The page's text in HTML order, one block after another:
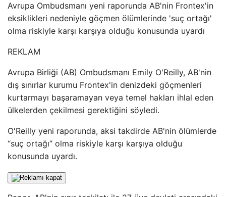
Avrupa Ombudsmanı yeni raporunda AB'nin Frontex'in
eksiklikleri nedeniyle göçmen ölümlerinde 'suç ortağı'
olma riskiyle karşı karşıya olduğu konusunda uyardı
REKLAM
Avrupa Birliği (AB) Ombudsmanı Emily O'Reilly, AB'nin
dış sınırlar kurumu Frontex'in denizdeki göçmenleri
kurtarmayı başaramayan veya temel hakları ihlal eden
ülkelerden çekilmesi gerektiğini söyledi.
O'Reilly yeni raporunda, aksi takdirde AB'nin ölümlerde
“suç ortağı” olma riskiyle karşı karşıya olduğu
konusunda uyardı.